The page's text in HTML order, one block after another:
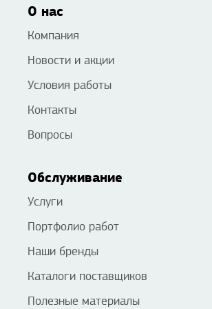
О нас
Компания
Новости и акции
Условия работы
Контакты
Вопросы
Обслуживание
Услуги
Портфолио работ
Наши бренды
Каталоги поставщиков
Полезные материалы